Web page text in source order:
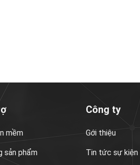
mềm
sản phẩm
Công ty
Gới thiệu
Tin tức sự kiện